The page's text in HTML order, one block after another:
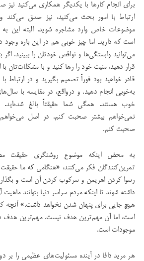
برای انجام كارها با یكدیگر همكاری می‌كنید
ارتباط با امور بحث می‌كنید، نیز صدق
موضوعات خاص وارد مشاجره شوید. البته این
است که دارید. اما چیز خوبی هم در این باره وجود
می‌توانید وابستگی‌ها و نواقص خودتان را ببینید. اگر
قرار دهید، منیت خود را رها كنید و با مشكلات‌تان
قادر خواهید بود فوراً تصمیم بگیرید و در ارتباط
به‌خوبی انجام دهید. و درواقع، در مقایسه با
خوب هستند. همگی شما حقیقتاً بالغ شده‌اید.
نمی‌خواهم بیشتر صحبت كنم. در اصل می‌خواهم
صحبت كنم.
به محض اینکه موضوع روشنگری حقیقت
تمرین‌كنندگان فكر می‌كنند، «هنگامی كه ما
رسوا کردن اهریمن و سركوب كردن آن است و
داشته شوند تا اینكه مردم سراسر دنیا بتوانند
هیچ جایی برای پنهان شدن نخواهد داشت.» آنچه
است، اما آن مهم‌ترین هدف نیست. مهم‌ترین
موجودات است.
هر مرید دافا در آینده مسئولیت‌های عظیمی را